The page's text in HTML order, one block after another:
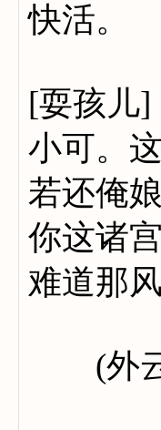
快活。
[耍孩儿
小可。
若还俺
你这诸
难道那
(外